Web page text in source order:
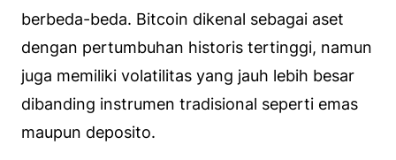
berbeda-beda. Bitcoin dikenal sebagai aset
dengan pertumbuhan historis tertinggi, namun
juga memiliki volatilitas yang jauh lebih besar
dibanding instrumen tradisional seperti emas
maupun deposito.